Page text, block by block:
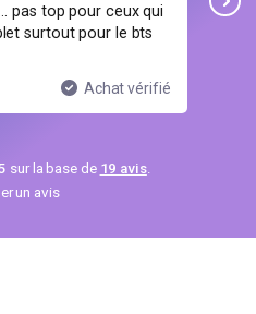
pas top pour ceux qui
surtout pour le bts
Achat vérifié
sur la base de 19 avis.
un avis